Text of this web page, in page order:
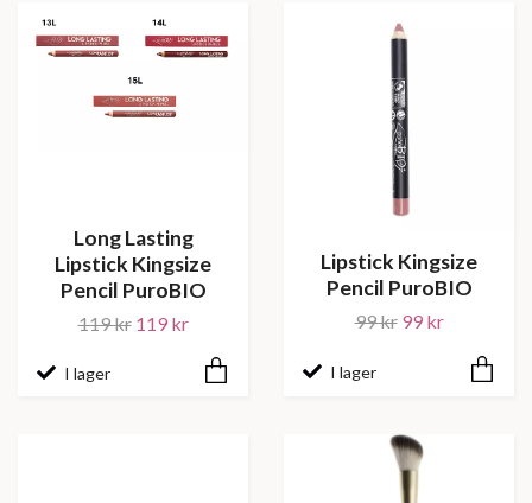
Long Lasting
Lipstick Kingsize
Pencil PuroBIO
119 kr 119 kr
I lager
Lipstick Kingsize
Pencil PuroBIO
99 kr 99 kr
I lager